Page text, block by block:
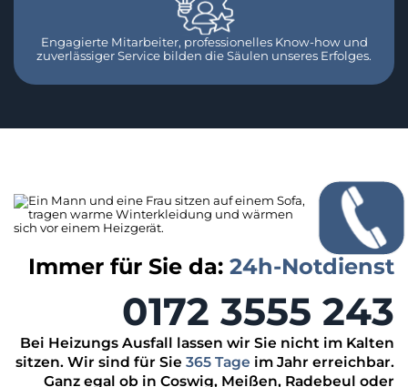
Engagierte Mitarbeiter, professionelles Know-how und
zuverlässiger Service bilden die Säulen unseres Erfolges.
Immer für Sie da: 24h-Notdienst
0172 3555 243
Bei Heizungs Ausfall lassen wir Sie nicht im Kalten
sitzen. Wir sind für Sie 365 Tage im Jahr erreichbar.
Ganz egal ob in Coswig, Meißen, Radebeul oder